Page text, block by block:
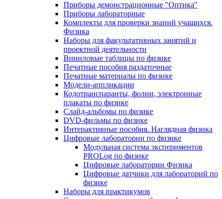
Приборы демонстрационные "Оптика"
Приборы лабораторные
Комплекты для проверки знаний учащихся.
Физика
Наборы для факультативных занятий и
проектной деятельности
Виниловые таблицы по физике
Печатные пособия раздаточные
Печатные материалы по физике
Модели-аппликации
Кодотранспаранты, фолии, электронные
плакаты по физике
Слайд-альбомы по физике
DVD-фильмы по физике
Интерактивные пособия. Наглядная физика
Цифровые лаборатории по физике
Модульная система экспериментов
PROLog по физике
Цифровые лаборатории Физика
Цифровые датчики для лабораторий по
физике
Наборы для практикумов